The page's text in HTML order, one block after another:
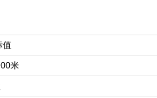
值
米